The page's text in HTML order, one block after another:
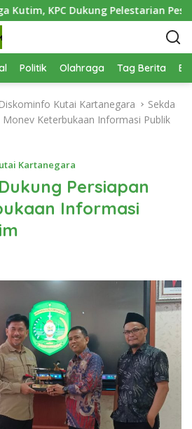
Dukung Pelestarian Pesisir
Politik Olahraga Tag Berita
Diskominfo Kutai Kartanegara
Sekda
Monev Keterbukaan Informasi Publik
Kartanegara
Persiapan
Informasi